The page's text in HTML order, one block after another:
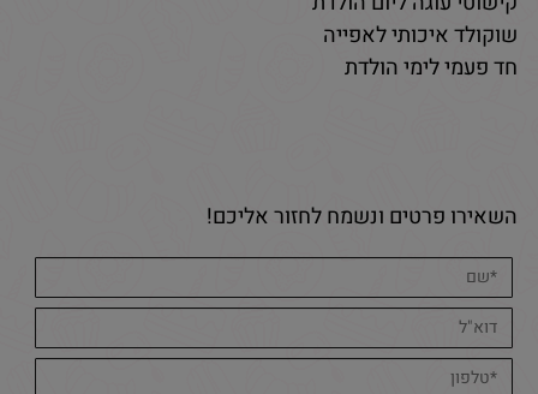
שוקולד איכותי לאפייה
חד פעמי לימי הולדת
השאירו פרטים ונשמח לחזור אליכם!